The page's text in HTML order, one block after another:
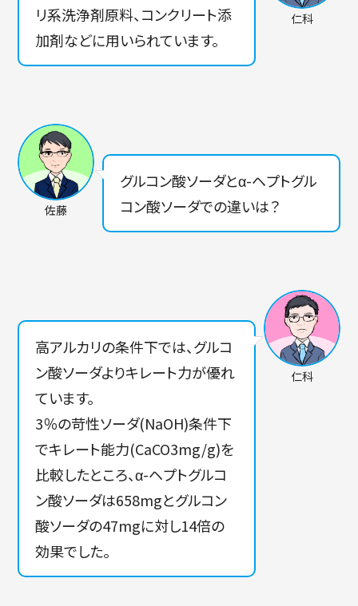
リ系洗浄剤原料、コンクリート添
加剤などに用いられています。
仁科
佐藤
グルコン酸ソーダとα-ヘプトグル
コン酸ソーダでの違いは？
高アルカリの条件下では、グルコ
ン酸ソーダよりキレート力が優れ
ています。
3％の苛性ソーダ(NaOH)条件下
でキレート能力(CaCO3mg/g)を
比較したところ、α-ヘプトグルコ
ン酸ソーダは658mgとグルコン
酸ソーダの47mgに対し14倍の
効果でした。
仁科